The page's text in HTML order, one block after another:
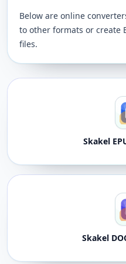
Below are online
to other formats or create
files.
Skakel
Skakel